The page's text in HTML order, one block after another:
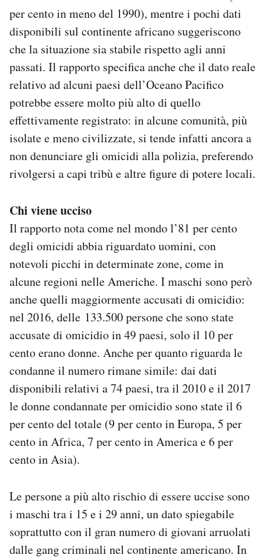
per cento in meno del 1990), mentre i pochi dati
disponibili sul continente africano suggeriscono
che la situazione sia stabile rispetto agli anni
passati. Il rapporto specifica anche che il dato reale
relativo ad alcuni paesi dell’Oceano Pacifico
potrebbe essere molto più alto di quello
effettivamente registrato: in alcune comunità, più
isolate e meno civilizzate, si tende infatti ancora a
non denunciare gli omicidi alla polizia, preferendo
rivolgersi a capi tribù e altre figure di potere locali.
Chi viene ucciso
Il rapporto nota come nel mondo l’81 per cento
degli omicidi abbia riguardato uomini, con
notevoli picchi in determinate zone, come in
alcune regioni nelle Americhe. I maschi sono però
anche quelli maggiormente accusati di omicidio:
nel 2016, delle 133.500 persone che sono state
accusate di omicidio in 49 paesi, solo il 10 per
cento erano donne. Anche per quanto riguarda le
condanne il numero rimane simile: dai dati
disponibili relativi a 74 paesi, tra il 2010 e il 2017
le donne condannate per omicidio sono state il 6
per cento del totale (9 per cento in Europa, 5 per
cento in Africa, 7 per cento in America e 6 per
cento in Asia).
Le persone a più alto rischio di essere uccise sono
i maschi tra i 15 e i 29 anni, un dato spiegabile
soprattutto con il gran numero di giovani arruolati
dalle gang criminali nel continente americano. In